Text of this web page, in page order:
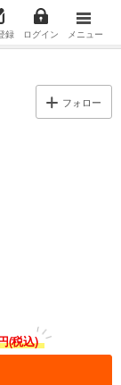
録 ログイン メニュー
フォロー
(税込)